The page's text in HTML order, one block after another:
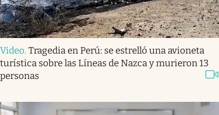
Video. Tragedia en Perú: se estrelló una avioneta
turística sobre las Líneas de Nazca y murieron 13
personas